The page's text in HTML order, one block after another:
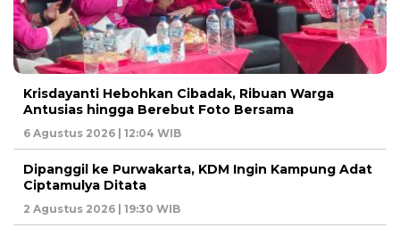
Krisdayanti Hebohkan Cibadak, Ribuan Warga
Antusias hingga Berebut Foto Bersama
6 Agustus 2026 | 12:04 WIB
Dipanggil ke Purwakarta, KDM Ingin Kampung Adat
Ciptamulya Ditata
2 Agustus 2026 | 19:30 WIB